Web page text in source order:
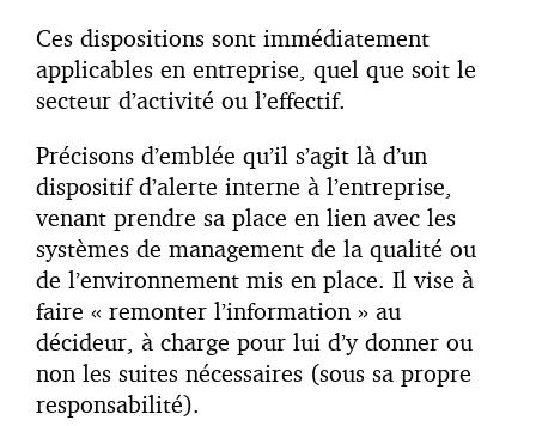
Ces dispositions sont immédiatement
applicables en entreprise, quel que soit le
secteur d’activité ou l’effectif.
Précisons d’emblée qu’il s’agit là d’un
dispositif d’alerte interne à l’entreprise,
venant prendre sa place en lien avec les
systèmes de management de la qualité ou
de l’environnement mis en place. Il vise à
faire « remonter l’information » au
décideur, à charge pour lui d’y donner ou
non les suites nécessaires (sous sa propre
responsabilité).